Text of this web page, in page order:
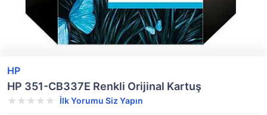
HP
HP 351-CB337E Renkli Orijinal Kartuş
İlk Yorumu Siz Yapın